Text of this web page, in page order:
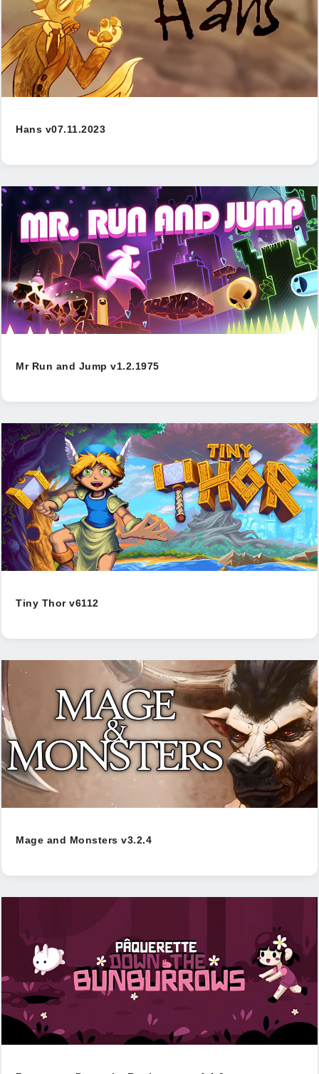
Hans v07.11.2023
Mr Run and Jump v1.2.1975
Tiny Thor v6112
Mage and Monsters v3.2.4